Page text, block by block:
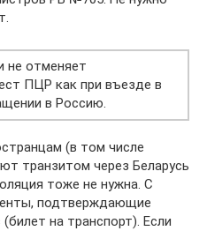
не отменяет
ПЦР как при въезде в
в Россию.
(в том числе
транзитом через Беларусь
тоже не нужна. С
подтверждающие
на транспорт). Если